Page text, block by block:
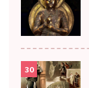
30